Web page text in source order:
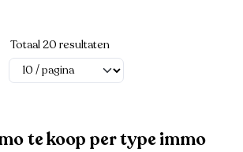
Totaal 20 resultaten
te koop per type immo